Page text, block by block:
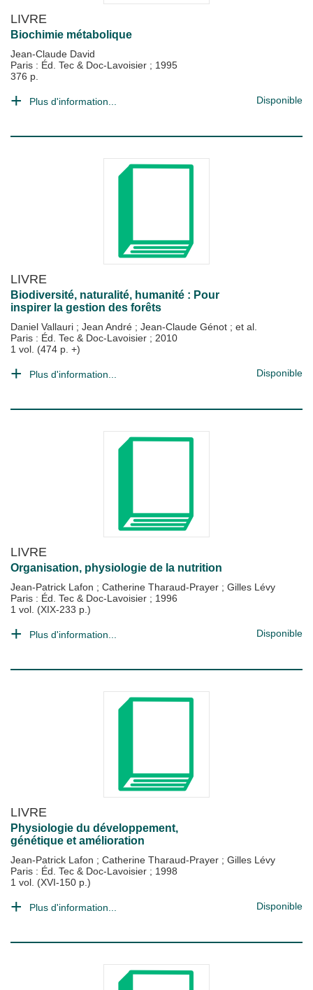
LIVRE
Biochimie métabolique
Jean-Claude David
Paris : Éd. Tec & Doc-Lavoisier ; 1995
376 p.
Plus d'information... Disponible
LIVRE
Biodiversité, naturalité, humanité : Pour
inspirer la gestion des forêts
Daniel Vallauri ; Jean André ; Jean-Claude Génot ; et al.
Paris : Éd. Tec & Doc-Lavoisier ; 2010
1 vol. (474 p. +)
Plus d'information... Disponible
LIVRE
Organisation, physiologie de la nutrition
Jean-Patrick Lafon ; Catherine Tharaud-Prayer ; Gilles Lévy
Paris : Éd. Tec & Doc-Lavoisier ; 1996
1 vol. (XIX-233 p.)
Plus d'information... Disponible
LIVRE
Physiologie du développement,
génétique et amélioration
Jean-Patrick Lafon ; Catherine Tharaud-Prayer ; Gilles Lévy
Paris : Éd. Tec & Doc-Lavoisier ; 1998
1 vol. (XVI-150 p.)
Plus d'information... Disponible